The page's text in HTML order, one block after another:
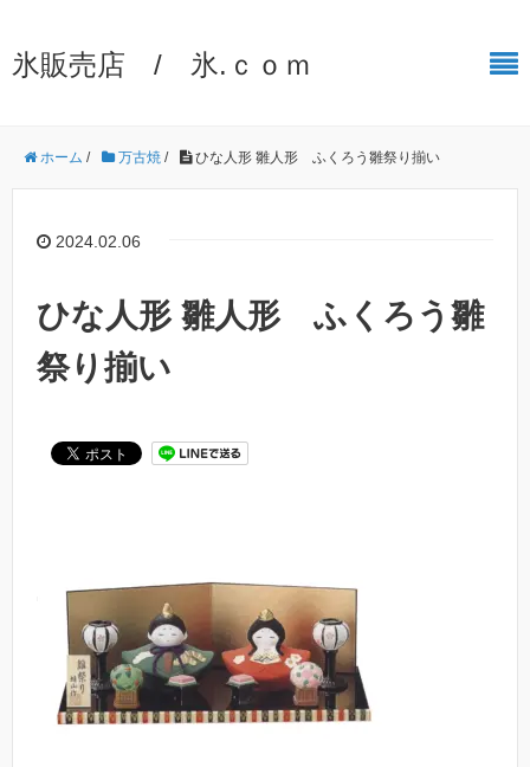
氷販売店 / 氷.ｃｏｍ
ホーム / 万古焼 / ひな人形 雛人形 ふくろう雛祭り揃い
2024.02.06
ひな人形 雛人形 ふくろう雛
祭り揃い